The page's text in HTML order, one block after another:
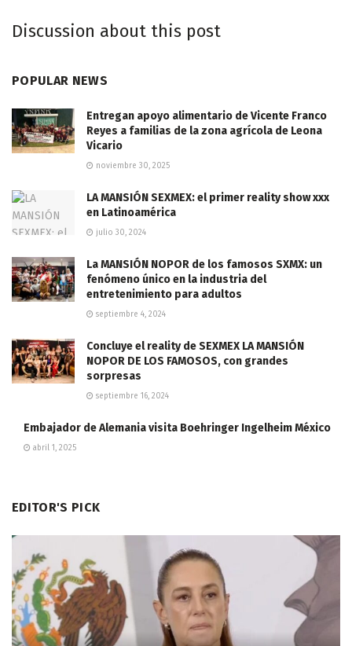
Discussion about this post
POPULAR NEWS
Entregan apoyo alimentario de Vicente Franco
Reyes a familias de la zona agrícola de Leona
Vicario
noviembre 30, 2025
LA MANSIÓN SEXMEX: el primer reality show xxx
en Latinoamérica
julio 30, 2024
La MANSIÓN NOPOR de los famosos SXMX: un
fenómeno único en la industria del
entretenimiento para adultos
septiembre 4, 2024
Concluye el reality de SEXMEX LA MANSIÓN
NOPOR DE LOS FAMOSOS, con grandes
sorpresas
septiembre 16, 2024
Embajador de Alemania visita Boehringer Ingelheim México
abril 1, 2025
EDITOR'S PICK